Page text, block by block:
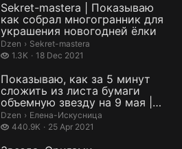
Sekret-mastera | Показываю
как собрал многогранник для
украшения новогодней ёлки
Dzen › Sekret-mastera.
Sekret-mastera
1.3K
1.3 thousand views
18 Dec 2021
Показываю, как за 5 минут
сложить из листа бумаги
объемную звезду на 9 мая |
Оригами ...
Dzen › Елена-Искусница.
Елена-Искусница
440.9K
440.9 thousand views
25 Apr 2021